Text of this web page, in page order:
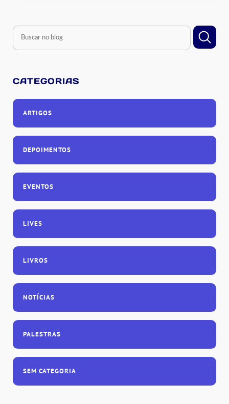
CATEGORIAS
ARTIGOS
DEPOIMENTOS
EVENTOS
LIVES
LIVROS
NOTÍCIAS
PALESTRAS
SEM CATEGORIA